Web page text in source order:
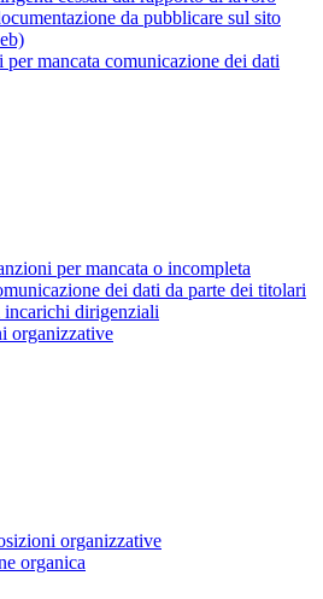
da pubblicare sul sito
per mancata comunicazione dei dati
per mancata o incompleta
dei dati da parte dei titolari
incarichi dirigenziali
organizzative
organizzative
organica